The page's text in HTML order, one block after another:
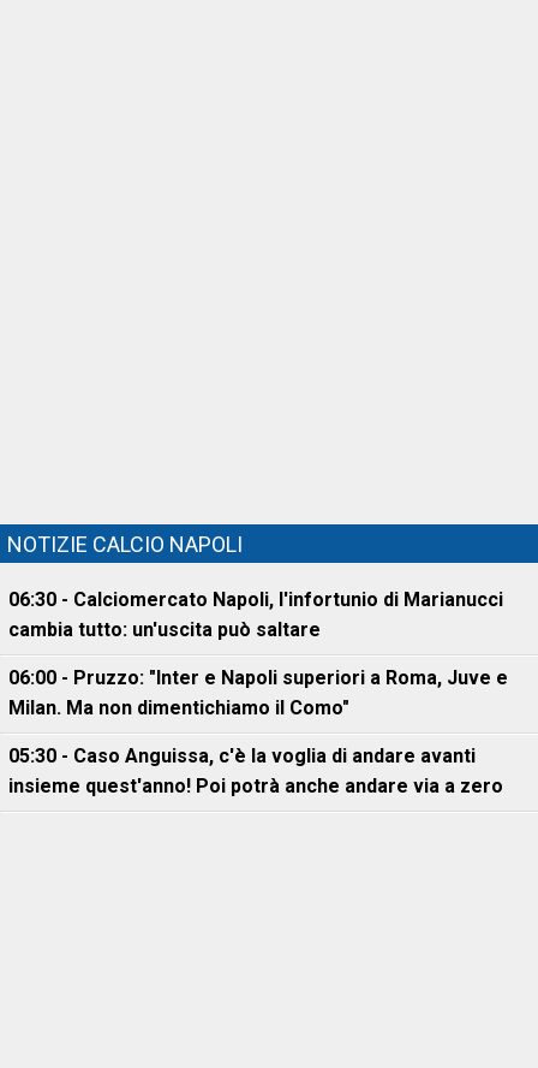
NOTIZIE CALCIO NAPOLI
06:30 - Calciomercato Napoli, l'infortunio di Marianucci
cambia tutto: un'uscita può saltare
06:00 - Pruzzo: "Inter e Napoli superiori a Roma, Juve e
Milan. Ma non dimentichiamo il Como"
05:30 - Caso Anguissa, c'è la voglia di andare avanti
insieme quest'anno! Poi potrà anche andare via a zero